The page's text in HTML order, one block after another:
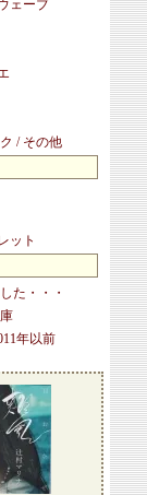
ェーブ
/ その他
ット
た・・・
年以前